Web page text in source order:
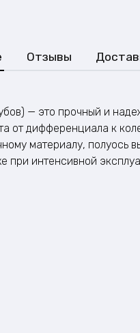
14,3
Отзывы
— это прочный и
от дифференциала к
материалу, полуось
при интенсивной